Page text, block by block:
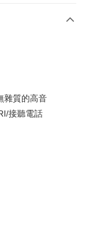
pesanan
pesanan
pesanan
pesanan
雜質的高音
接聽電話